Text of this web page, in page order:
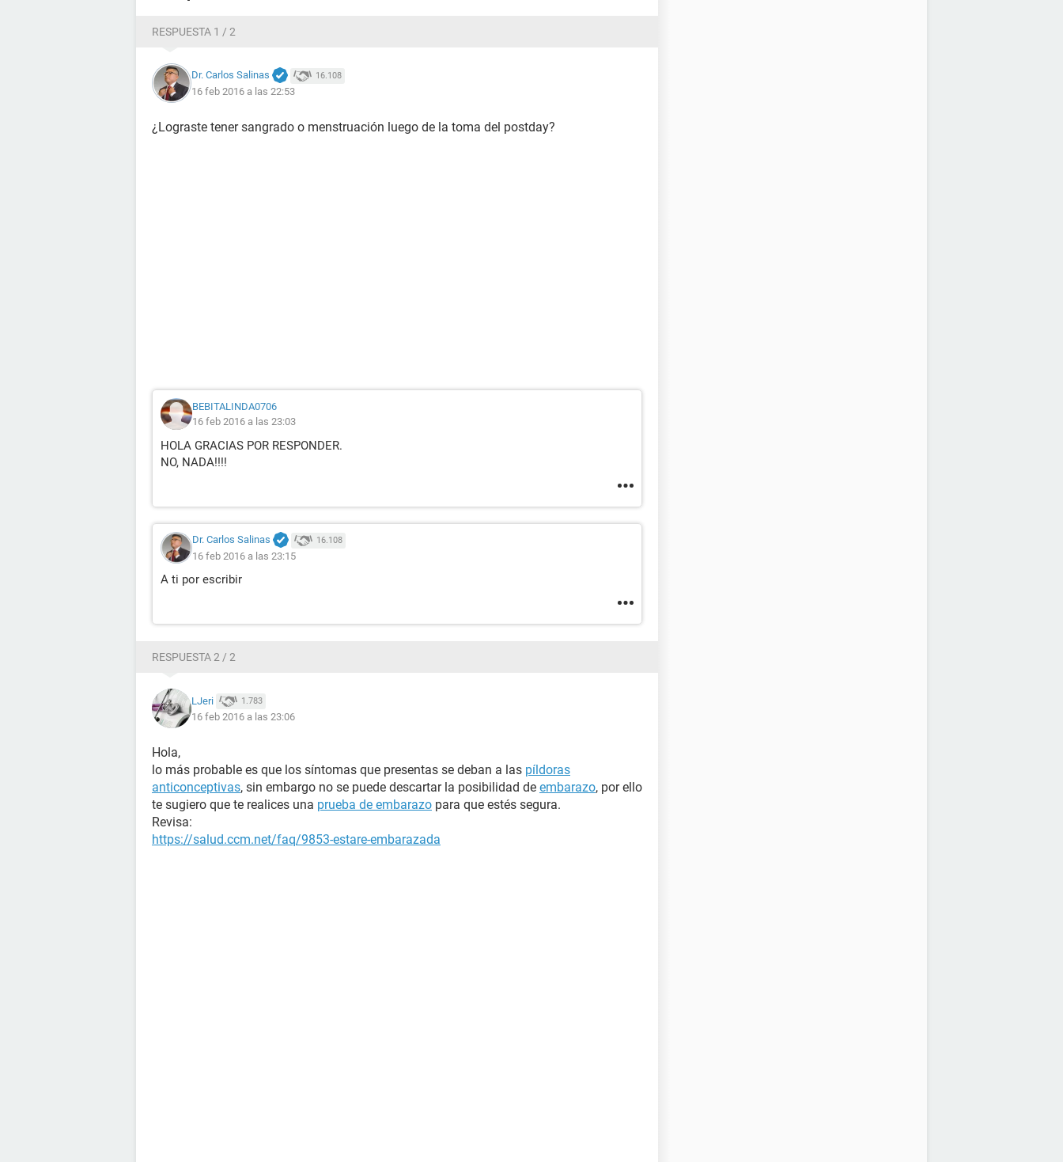
RESPUESTA 1 / 2
Dr. Carlos Salinas 16.108
16 feb 2016 a las 22:53
¿Lograste tener sangrado o menstruación luego de la toma del postday?
BEBITALINDA0706
16 feb 2016 a las 23:03
HOLA GRACIAS POR RESPONDER.
NO, NADA!!!!
Dr. Carlos Salinas 16.108
16 feb 2016 a las 23:15
A ti por escribir
RESPUESTA 2 / 2
LJeri 1.783
16 feb 2016 a las 23:06
Hola,
lo más probable es que los síntomas que presentas se deban a las píldoras
anticonceptivas, sin embargo no se puede descartar la posibilidad de embarazo, por ello
te sugiero que te realices una prueba de embarazo para que estés segura.
Revisa:
https://salud.ccm.net/faq/9853-estare-embarazada